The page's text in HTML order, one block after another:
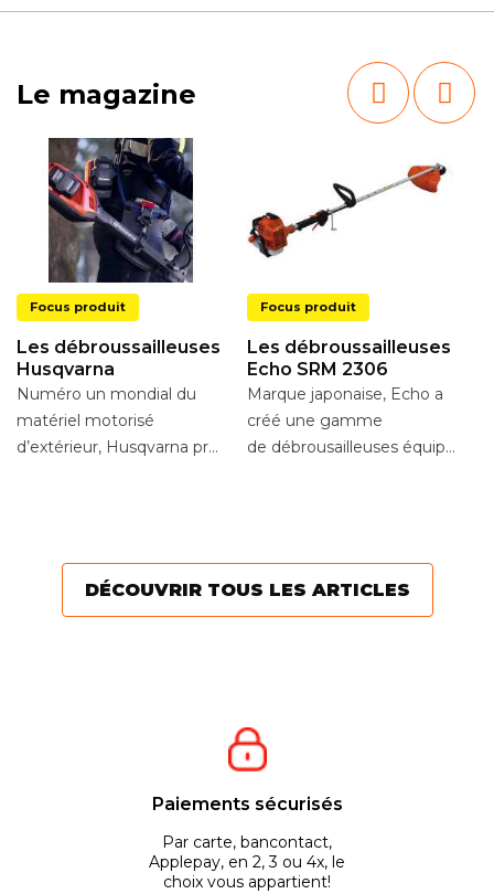
Le magazine
Focus produit
Les débroussailleuses
Husqvarna
Numéro un mondial du
matériel motorisé
d’extérieur, Husqvarna propose
Focus produit
Les débroussailleuses
Echo SRM 2306
Marque japonaise, Echo a
créé une gamme
de débrousailleuses équipées
DÉCOUVRIR TOUS LES ARTICLES
Paiements sécurisés
Par carte, bancontact,
Applepay, en 2, 3 ou 4x, le
choix vous appartient!